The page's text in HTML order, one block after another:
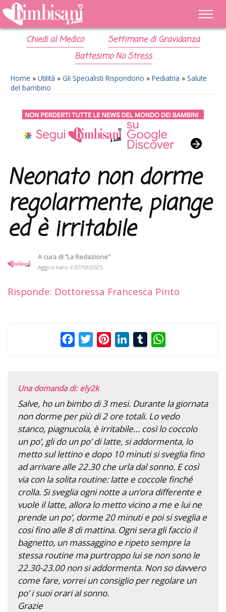
Chiedi al Medico
Settimane di Gravidanza
Battesimo No Stress
Home » Utilità » Gli Specialisti Rispondono » Pediatria » Salute
del bambino
Neonato non dorme
regolarmente, piange
ed è irritabile
A cura di“La Redazione”
Aggiornato il 07/03/2025
Risponde: Dottoressa Francesca Pinto
FacebookTwitterPinterestLinkedInTumblr
Una domanda di: ely2k
Salve, ho un bimbo di 3 mesi. Durante la giornata
non dorme per più di 2 ore totali. Lo vedo
stanco, piagnucola, è irritabile… così lo coccolo
un po’, gli do un po’ di latte, si addormenta, lo
metto sul lettino e dopo 10 minuti si sveglia fino
ad arrivare alle 22.30 che urla dal sonno. E così
via con la solita routine: latte e coccole finché
crolla. Si sveglia ogni notte a un’ora differente e
vuole il latte, allora lo metto vicino a me e lui ne
prende un po’, dorme 20 minuti e poi si sveglia e
cosi fino alle 8 di mattina. Ogni sera gli faccio il
bagnetto, un massaggino e ripeto sempre la
stessa routine ma purtroppo lui se non sono le
22.30-23.00 non si addormenta. Non so davvero
come fare, vorrei un consiglio per regolare un
po’ i suoi orari al sonno.
Grazie